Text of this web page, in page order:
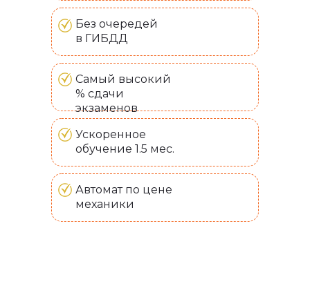
Без очередей
в ГИБДД
Ускоренное
обучение 1.5 мес.
Автомат по цене
механики
Самый высокий
% сдачи
экзаменов